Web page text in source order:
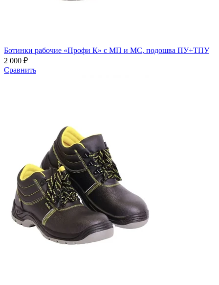
Ботинки рабочие «Профи К» с МП и МС, подошва ПУ+ТПУ
2 000 ₽
Сравнить